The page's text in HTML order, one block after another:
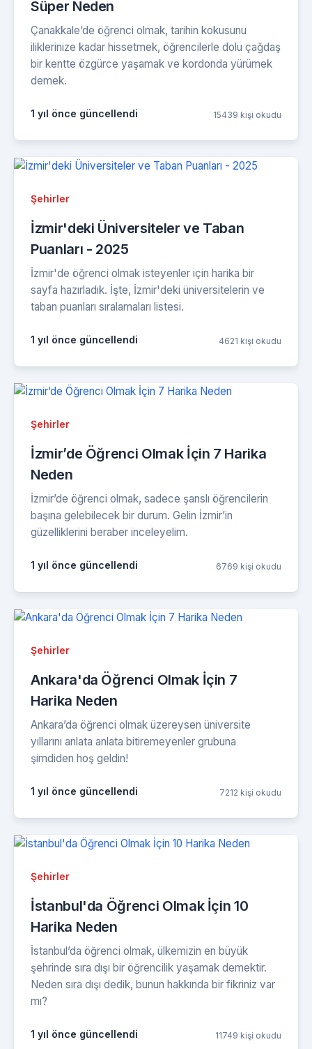
Süper Neden
Çanakkale’de öğrenci olmak, tarihin kokusunu
iliklerinize kadar hissetmek, öğrencilerle dolu çağdaş
bir kentte özgürce yaşamak ve kordonda yürümek
demek.
1 yıl önce güncellendi 15439 kişi okudu
Şehirler
İzmir'deki Üniversiteler ve Taban
Puanları - 2025
İzmir'de öğrenci olmak isteyenler için harika bir
sayfa hazırladık. İşte, İzmir'deki üniversitelerin ve
taban puanları sıralamaları listesi.
1 yıl önce güncellendi 4621 kişi okudu
Şehirler
İzmir’de Öğrenci Olmak İçin 7 Harika
Neden
İzmir’de öğrenci olmak, sadece şanslı öğrencilerin
başına gelebilecek bir durum. Gelin İzmir’in
güzelliklerini beraber inceleyelim.
1 yıl önce güncellendi 6769 kişi okudu
Şehirler
Ankara'da Öğrenci Olmak İçin 7
Harika Neden
Ankara’da öğrenci olmak üzereysen üniversite
yıllarını anlata anlata bitiremeyenler grubuna
şimdiden hoş geldin!
1 yıl önce güncellendi 7212 kişi okudu
Şehirler
İstanbul'da Öğrenci Olmak İçin 10
Harika Neden
İstanbul’da öğrenci olmak, ülkemizin en büyük
şehrinde sıra dışı bir öğrencilik yaşamak demektir.
Neden sıra dışı dedik, bunun hakkında bir fikriniz var
mı?
1 yıl önce güncellendi 11749 kişi okudu